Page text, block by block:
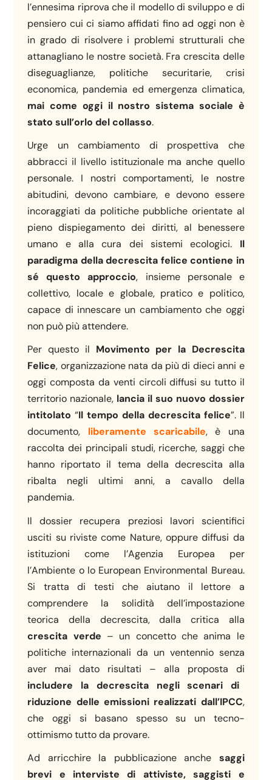
l’ennesima riprova che il modello di sviluppo e di
pensiero cui ci siamo affidati fino ad oggi non è
in grado di risolvere i problemi strutturali che
attanagliano le nostre società. Fra crescita delle
diseguaglianze, politiche securitarie, crisi
economica, pandemia ed emergenza climatica,
mai come oggi il nostro sistema sociale è
stato sull’orlo del collasso.
Urge un cambiamento di prospettiva che
abbracci il livello istituzionale ma anche quello
personale. I nostri comportamenti, le nostre
abitudini, devono cambiare, e devono essere
incoraggiati da politiche pubbliche orientate al
pieno dispiegamento dei diritti, al benessere
umano e alla cura dei sistemi ecologici. Il
paradigma della decrescita felice contiene in
sé questo approccio, insieme personale e
collettivo, locale e globale, pratico e politico,
capace di innescare un cambiamento che oggi
non può più attendere.
Per questo il Movimento per la Decrescita
Felice, organizzazione nata da più di dieci anni e
oggi composta da venti circoli diffusi su tutto il
territorio nazionale, lancia il suo nuovo dossier
intitolato“Il tempo della decrescita felice”. Il
documento, liberamente scaricabile, è una
raccolta dei principali studi, ricerche, saggi che
hanno riportato il tema della decrescita alla
ribalta negli ultimi anni, a cavallo della
pandemia.
Il dossier recupera preziosi lavori scientifici
usciti su riviste come Nature, oppure diffusi da
istituzioni come l’Agenzia Europea per
l’Ambiente o lo European Environmental Bureau.
Si tratta di testi che aiutano il lettore a
comprendere la solidità dell’impostazione
teorica della decrescita, dalla critica alla
crescita verde – un concetto che anima le
politiche internazionali da un ventennio senza
aver mai dato risultati – alla proposta di
includere la decrescita negli scenari di
riduzione delle emissioni realizzati dall’IPCC,
che oggi si basano spesso su un tecno-
ottimismo tutto da provare.
Ad arricchire la pubblicazione anche saggi
brevi e interviste di attiviste, saggisti e